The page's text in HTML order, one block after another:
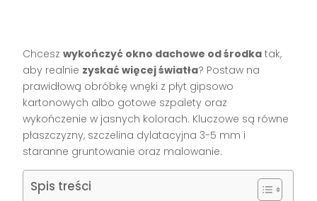
Chceszwykończyć okno dachowe od środka tak,
aby realnie zyskać więcej światła? Postaw na
prawidłową obróbkę wnęki z płyt gipsowo
kartonowych albo gotowe szpalety oraz
wykończenie w jasnych kolorach. Kluczowe są równe
płaszczyzny, szczelina dylatacyjna 3-5 mm i
staranne gruntowanie oraz malowanie.
Spis treści